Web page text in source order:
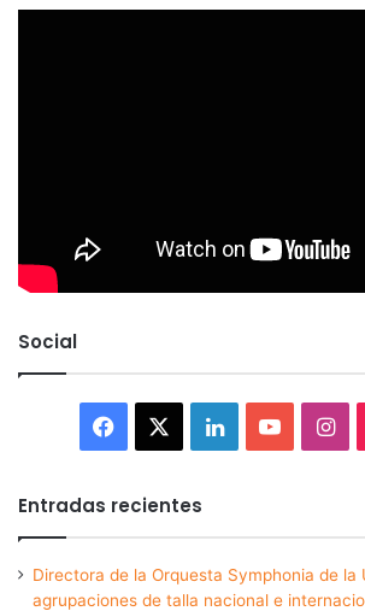
Social
Facebook LinkedInYouTube
Entradas recientes
Directora de la Orquesta Symphonia de la
agrupaciones de talla nacional e